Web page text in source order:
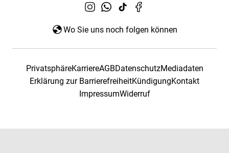
Wo Sie uns noch folgen können
PrivatsphäreKarriereAGBDatenschutzMediadaten
Erklärung zur BarrierefreiheitKündigungKontakt
ImpressumWiderruf